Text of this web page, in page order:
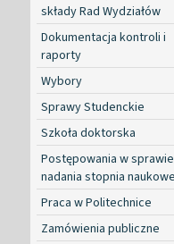
składy Rad Wydziałów
Dokumentacja kontroli i
raporty
Wybory
Sprawy Studenckie
Szkoła doktorska
Postępowania w sprawie
nadania stopnia
Praca w Politechnice
Zamówienia publiczne